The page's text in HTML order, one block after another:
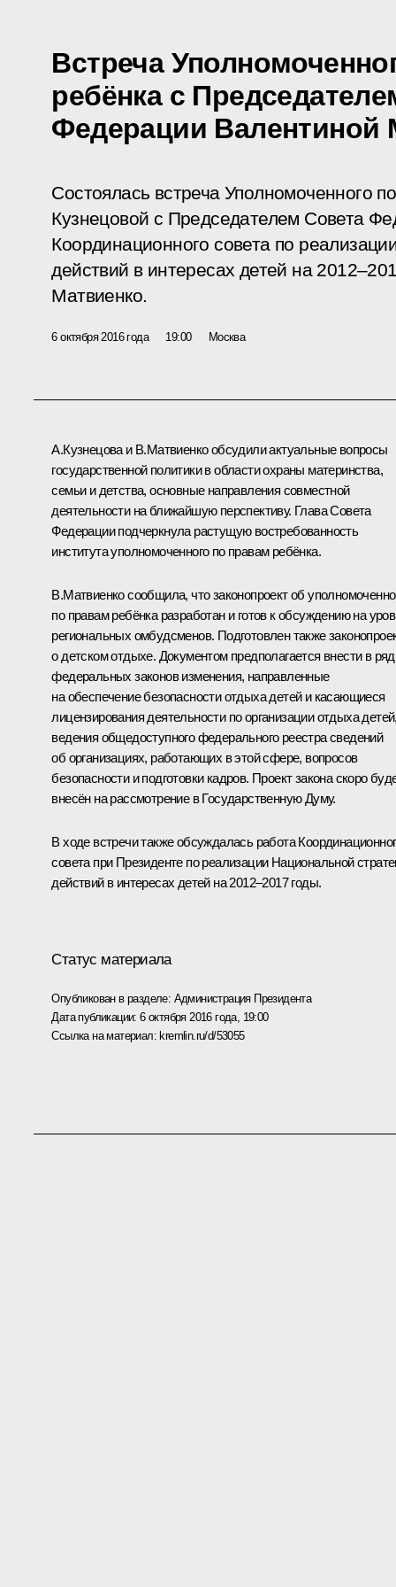
Встреча
ребёнка с
Федерации Валентиной
Состоялась встреча Уполномоченного
Кузнецовой с Председателем Совета
Координационного совета по
действий в интересах детей на
Матвиенко.
6 октября 2016 года 19:00 Москва
А.Кузнецоваи В.Матвиенкообсудили актуальные вопросы
государственной политики в области охраны материнства,
семьи и детства, основные направления совместной
деятельности на ближайшую перспективу. Глава Совета
Федерации подчеркнула растущую востребованность
института уполномоченного по правам ребёнка.
В.Матвиенко сообщила, что законопроект об
по правам ребёнка разработан и готов к обсуждению на
региональных омбудсменов. Подготовлен также
о детском отдыхе. Документом предполагается внести в ряд
федеральных законов изменения, направленные
на обеспечение безопасности отдыха детей и касающиеся
лицензирования деятельности по организации отдыха
ведения общедоступного федерального реестра сведений
об организациях, работающих в этой сфере, вопросов
безопасности и подготовки кадров. Проект закона скоро
внесён на рассмотрение в Государственную Думу.
В ходе встречи также обсуждалась работа
совета при Президенте по реализации Национальной
действий в интересах детей на 2012–2017 годы.
Статус материала
Опубликован в разделе: Администрация Президента
Дата публикации:6 октября 2016 года, 19:00
Ссылка на материал: kremlin.ru/d/53055